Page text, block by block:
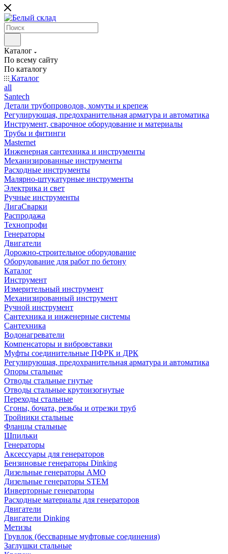
Каталог
По всему сайту
По каталогу
Каталог
all
Santech
Детали трубопроводов, хомуты и крепеж
Регулирующая, предохранительная арматура и автоматика
Инструмент, сварочное оборудование и материалы
Трубы и фитинги
Masternet
Инженерная сантехника и инструменты
Механизированные инструменты
Расходные инструменты
Малярно-штукатурные инструменты
Электрика и свет
Ручные инструменты
ЛигаСварки
Распродажа
Технопрофи
Генераторы
Двигатели
Дорожно-строительное оборудование
Оборудование для работ по бетону
Каталог
Инструмент
Измерительный инструмент
Механизированный инструмент
Ручной инструмент
Сантехника и инженерные системы
Сантехника
Водонагреватели
Компенсаторы и вибровставки
Муфты соединительные ПФРК и ДРК
Регулирующая, предохранительная арматура и автоматика
Опоры стальные
Отводы стальные гнутые
Отводы стальные крутоизогнутые
Переходы стальные
Сгоны, бочата, резьбы и отрезки труб
Тройники стальные
Фланцы стальные
Шпильки
Генераторы
Аксессуары для генераторов
Бензиновые генераторы Dinking
Дизельные генераторы AMO
Дизельные генераторы STEM
Инверторные генераторы
Расходные материалы для генераторов
Двигатели
Двигатели Dinking
Метизы
Грувлок (бессварные муфтовые соединения)
Заглушки стальные